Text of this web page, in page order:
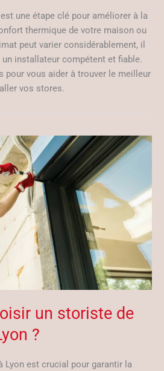
une étape clé pour améliorer à la
thermique de votre maison ou
peut varier considérablement, il
installateur compétent et fiable.
pour vous aider à trouver le meilleur
vos stores.
un storiste de
?
Lyon est crucial pour garantir la